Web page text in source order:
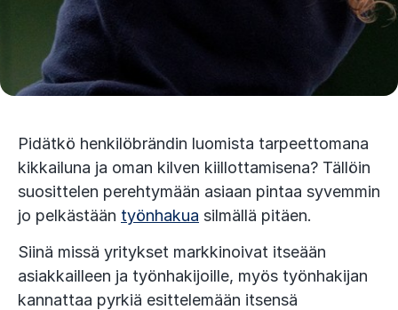
Pidätkö henkilöbrändin luomista tarpeettomana
kikkailuna ja oman kilven kiillottamisena? Tällöin
suosittelen perehtymään asiaan pintaa syvemmin
jo pelkästään työnhakua silmällä pitäen.
Siinä missä yritykset markkinoivat itseään
asiakkailleen ja työnhakijoille, myös työnhakijan
kannattaa pyrkiä esittelemään itsensä